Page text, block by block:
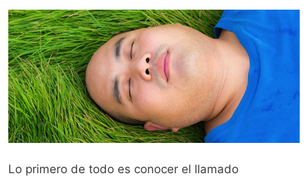
Lo primero de todo es conocer el llamado